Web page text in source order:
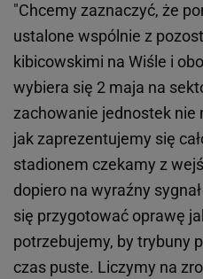
"Chcemy zaznaczyć, że
ustalone wspólnie z
kibicowskimi na Wiśle i
wybiera się 2 maja na
zachowanie jednostek nie
jak zaprezentujemy się
stadionem czekamy z
dopiero na wyraźny
się przygotować oprawę
potrzebujemy, by trybuny
czas puste. Liczymy na